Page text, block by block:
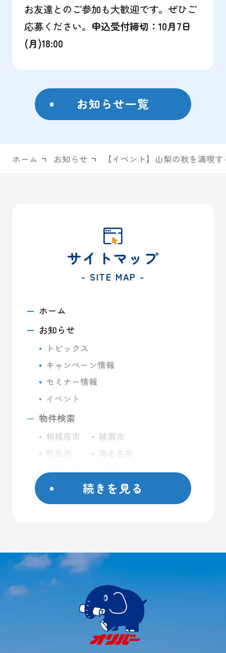
お友達とのご参加も大歓迎です。ぜひご
応募ください。 申込受付締切：10月7日
(月)18:00
お知らせ一覧
ホーム お知らせ 【イベント】山梨の秋を満
サイトマップ
- SITE MAP -
ホーム
お知らせ
トピックス
キャンペーン情報
セミナー情報
イベント
物件検索
相模原市
町田市
八王子市
座間市
日野市
厚木市
綾瀬市
海老名市
川崎市
藤沢市
屋外コンテナ
大型ガレージ
初めての方へ
よくあるご質問
続きを見る